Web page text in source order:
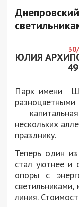
ЮЛИЯ
Парк имени
нескольких
празднику.
Теперь один
стал уютнее и
опоры с
линия.